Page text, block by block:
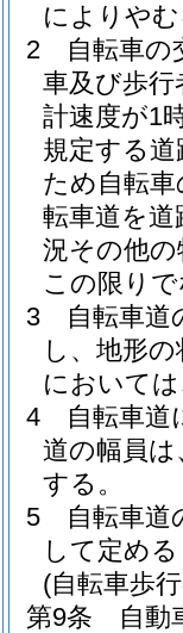
によりや
2
自転車の
車及び歩
計速度が1
規定する
ため自転
転車道を
況その他
この限り
3
自転車
し、地形
において
4
自転車
道の幅員
する。
5
自転車道
して定め
(自転車歩
第9条
自動